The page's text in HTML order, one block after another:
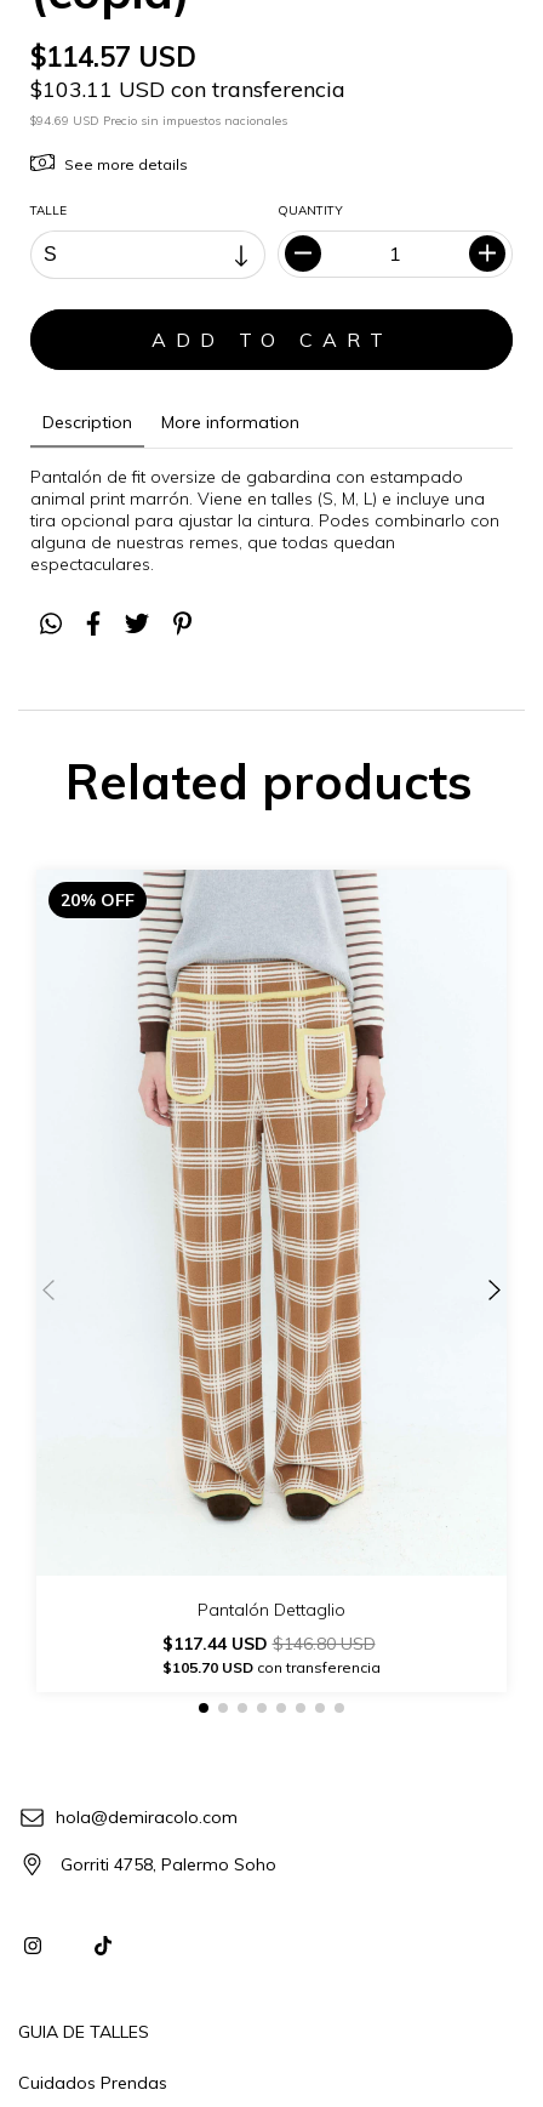
$114.57 USD
$103.11 USD con transferencia
$94.69 USD Precio sin impuestos nacionales
See more details
TALLE QUANTITY
Description More information
Pantalón de fit oversize de gabardina con estampado
animal print marrón. Viene en talles (S, M, L) e incluye una
tira opcional para ajustar la cintura. Podes combinarlo con
alguna de nuestras remes, que todas quedan
espectaculares.
Related products
20% OFF
Pantalón Dettaglio
$117.44 USD$146.80 USD
$105.70 USD con transferencia
hola@demiracolo.com
Gorriti 4758, Palermo Soho
GUIA DE TALLES
Cuidados Prendas